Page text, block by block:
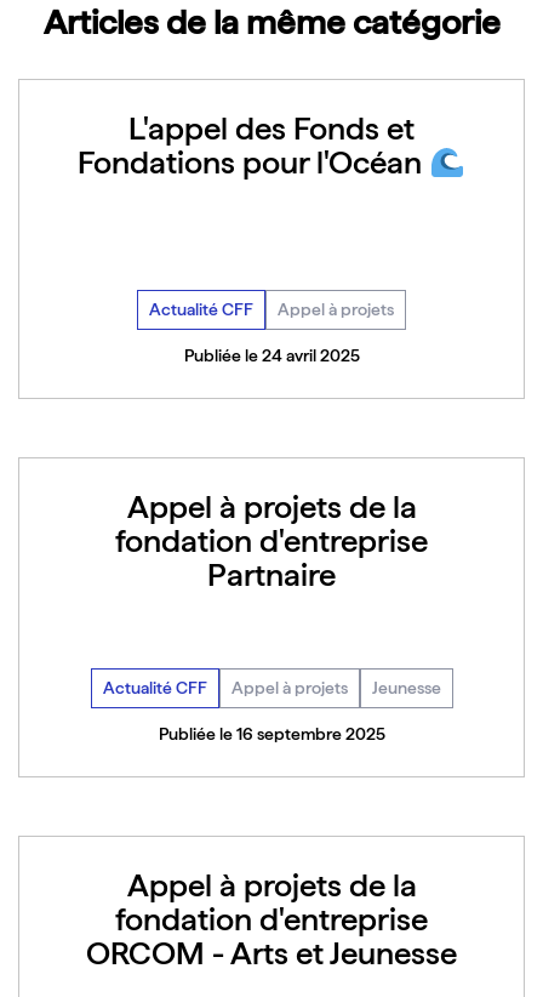
Articles de la même catégorie
L'appel des Fonds et
Fondations pour l'Océan
Actualité CFF Appel à projets
Publiée le 24 avril 2025
Appel à projets de la
fondation d'entreprise
Partnaire
Actualité CFF Appel à projets Jeunesse
Publiée le 16 septembre 2025
Appel à projets de la
fondation d'entreprise
ORCOM - Arts et Jeunesse